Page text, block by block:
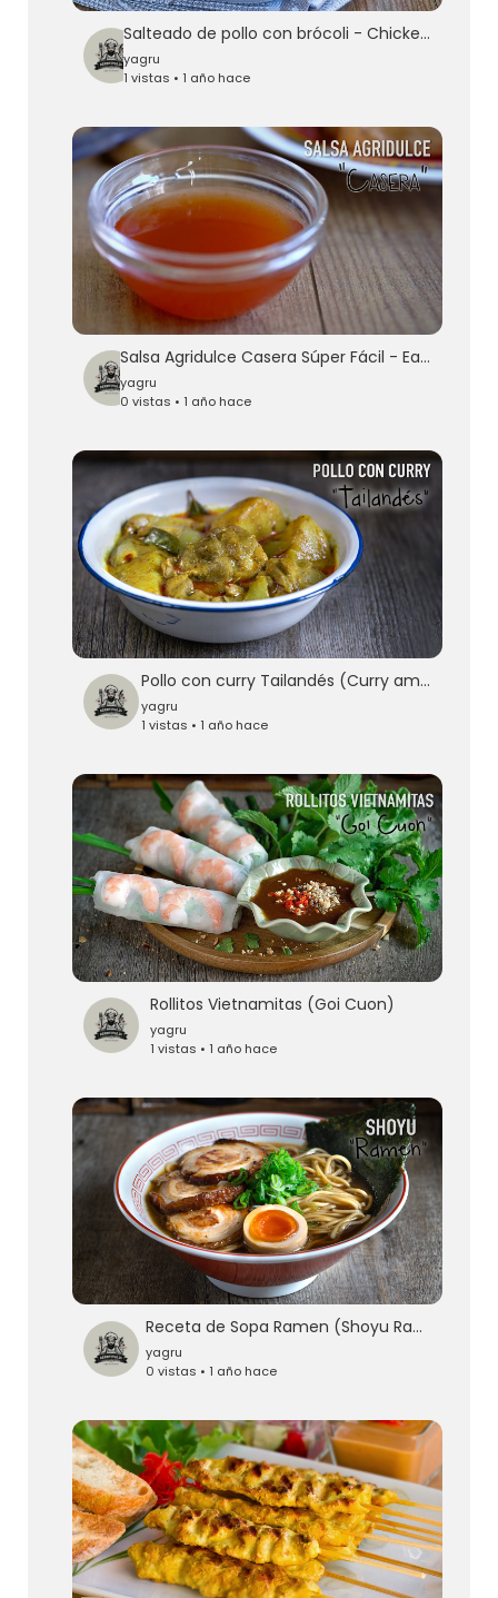
Salteado de pollo con brócoli - Chicken with Broccoli Stir Fry Recipe
yagru
1 vistas • 1 año hace
Salsa Agridulce Casera Súper Fácil - Easy Chinese Sweet And Sour Sauce
yagru
0 vistas • 1 año hace
Pollo con curry Tailandés (Curry amarillo) -
yagru
1 vistas • 1 año hace
Rollitos Vietnamitas (Goi Cuon)
yagru
1 vistas • 1 año hace
Receta de Sopa Ramen (Shoyu Ramen)
yagru
0 vistas • 1 año hace